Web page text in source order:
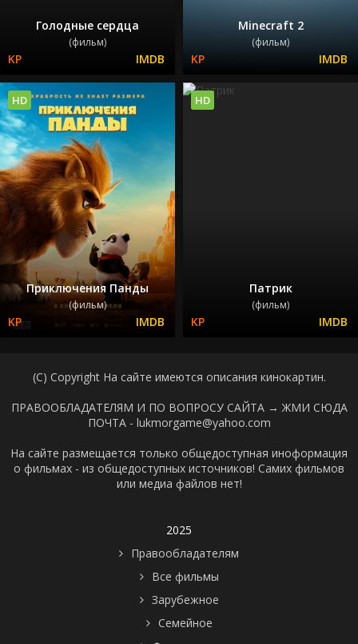
Голодные сердца
(фильм)
Minecraft 2
(фильм)
Приключения Панды
(фильм)
HD
Патрик
(фильм)
HD
(C) Copyright На сайте имеются описания кинокартин.
ПРАВООБЛАДАТЕЛЯМ И ПО ВОПРОСУ САЙТА → ЖМИ СЮДА
ПОЧТА - lukmorgame@yahoo.com
На сайте размещается только общедоступная иноформация
о фильмах - из общедоступных источников! Самих фильмов
или медиа файлов нет!
2025
Правообладателям
Все фильмы
Зарубежное
Семейное